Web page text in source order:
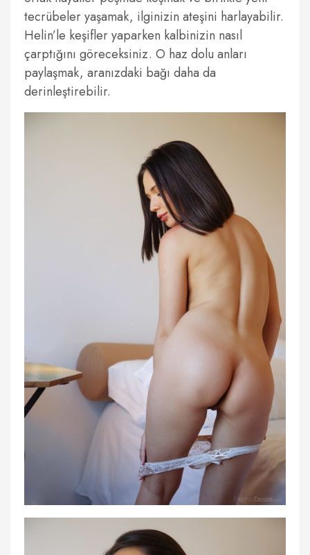
tecrübeler yaşamak, ilginizin ateşini harlayabilir.
Helin’le keşifler yaparken kalbinizin nasıl
çarptığını göreceksiniz. O haz dolu anları
paylaşmak, aranızdaki bağı daha da
derinleştirebilir.